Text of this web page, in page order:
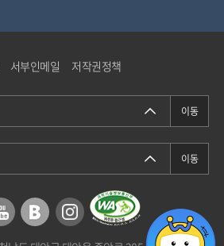
색
서부인메일 저작권정책